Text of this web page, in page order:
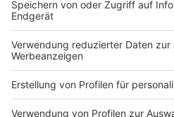
identifiziert worden, die zu
Ersteller führen könnten. In
seien insbesondere
Erweiterung bestehender
Gabriele Bourgon
,
Betriebswirtschaft